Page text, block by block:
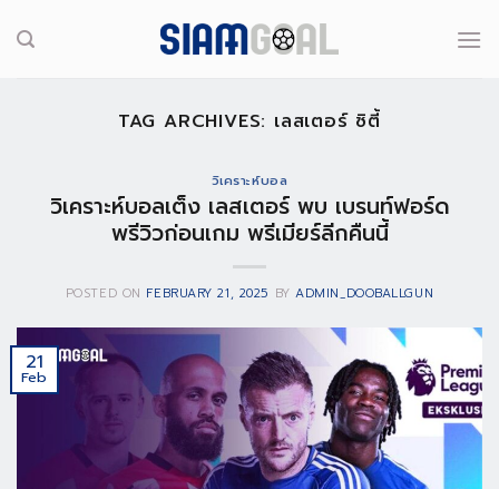
TAG ARCHIVES: เลสเตอร์ ซิตี้
วิเคราะห์บอล
วิเคราะห์บอลเต็ง เลสเตอร์ พบ เบรนท์ฟอร์ด
พรีวิวก่อนเกม พรีเมียร์ลีกคืนนี้
POSTED ON FEBRUARY 21, 2025 BYADMIN_DOOBALLGUN
21
Feb